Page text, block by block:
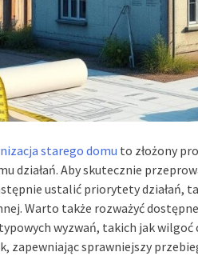
starego domu to złożony
działań. Aby skutecznie
ustalić priorytety działań,
Warto także rozważyć
wyzwań, takich jak
zapewniając sprawniejszy